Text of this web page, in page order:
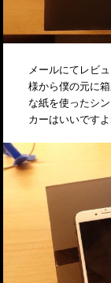
メールにてレビ
様から僕の元に
な紙を使ったシ
カーはいいですよ